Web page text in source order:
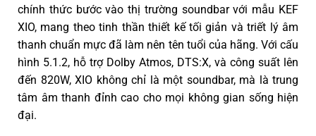
chính thức bước vào thị trường soundbar với mẫu KEF
XIO, mang theo tinh thần thiết kế tối giản và triết lý âm
thanh chuẩn mực đã làm nên tên tuổi của hãng. Với cấu
hình 5.1.2, hỗ trợ Dolby Atmos, DTS:X, và công suất lên
đến 820W, XIO không chỉ là một soundbar, mà là trung
tâm âm thanh đỉnh cao cho mọi không gian sống hiện
đại.